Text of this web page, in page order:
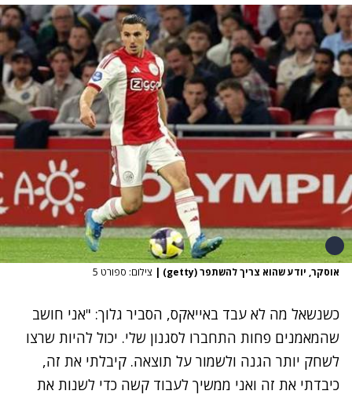
אוסקר, יודע שהוא צריך להשתפר (getty) | צילום: ספורט 5
כשנשאל מה לא עבד באייאקס, הסביר גלוך: "אני חושב
שהמאמנים פחות התחברו לסגנון שלי. יכול להיות שרצו
לשחק יותר הגנה ולשמור על תוצאה. קיבלתי את זה,
כיבדתי את זה ואני ממשיך לעבוד קשה כדי לשנות את